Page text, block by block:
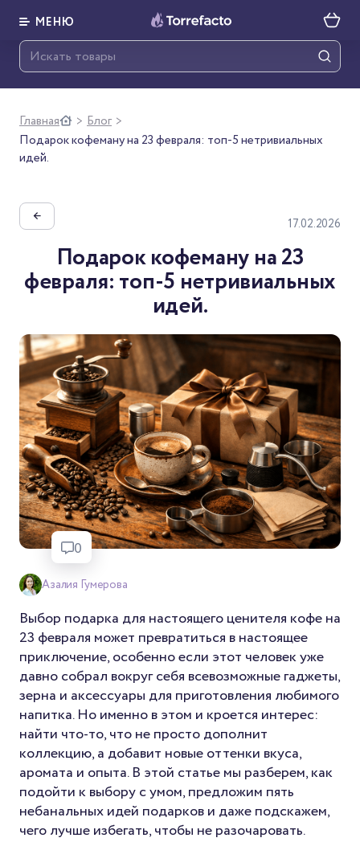
МЕНЮ
Главная > Блог >
Подарок кофеману на 23 февраля: топ-5 нетривиальных
идей.
← 17.02.2026
Подарок кофеману на 23
февраля: топ-5 нетривиальных
идей.
0
Азалия Гумерова
Выбор подарка для настоящего ценителя кофе на
23 февраля может превратиться в настоящее
приключение, особенно если этот человек уже
давно собрал вокруг себя всевозможные гаджеты,
зерна и аксессуары для приготовления любимого
напитка. Но именно в этом и кроется интерес:
найти что-то, что не просто дополнит
коллекцию, а добавит новые оттенки вкуса,
аромата и опыта. В этой статье мы разберем, как
подойти к выбору с умом, предложим пять
небанальных идей подарков и даже подскажем,
чего лучше избегать, чтобы не разочаровать.